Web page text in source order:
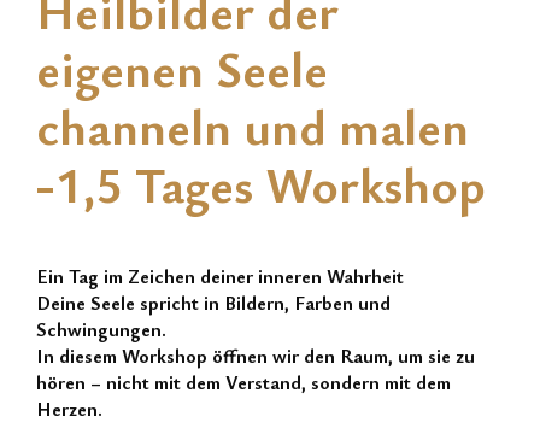
eigenen Seele
channeln und malen
-1,5 Tages Workshop
Ein Tag im Zeichen deiner inneren Wahrheit
Deine Seele spricht in Bildern, Farben und
Schwingungen.
In diesem Workshop öffnen wir den Raum, um sie zu
hören – nicht mit dem Verstand, sondern mit dem
Herzen.